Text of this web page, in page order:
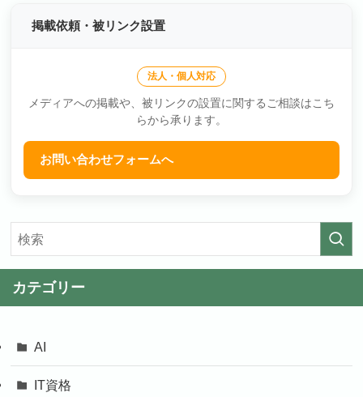
掲載依頼・被リンク設置
法人・個人対応
メディアへの掲載や、被リンクの設置に関するご相談はこち
らから承ります。
お問い合わせフォームへ
カテゴリー
AI
IT資格